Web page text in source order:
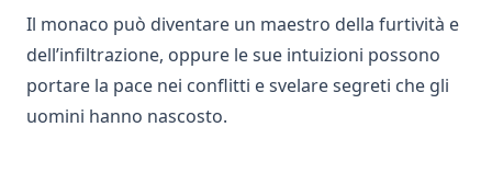
Il monaco può diventare un maestro della furtività e
dell’infiltrazione, oppure le sue intuizioni possono
portare la pace nei conflitti e svelare segreti che gli
uomini hanno nascosto.